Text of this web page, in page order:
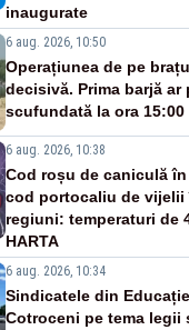
inaugurate
6 aug. 2026, 10:50
Operațiunea de pe
decisivă. Prima barjă ar
scufundată la ora 15:00
6 aug. 2026, 10:38
Cod roșu de caniculă
cod portocaliu de vijelii
regiuni: temperaturi de
HARTA
6 aug. 2026, 10:34
Sindicatele din
Cotroceni pe tema legii